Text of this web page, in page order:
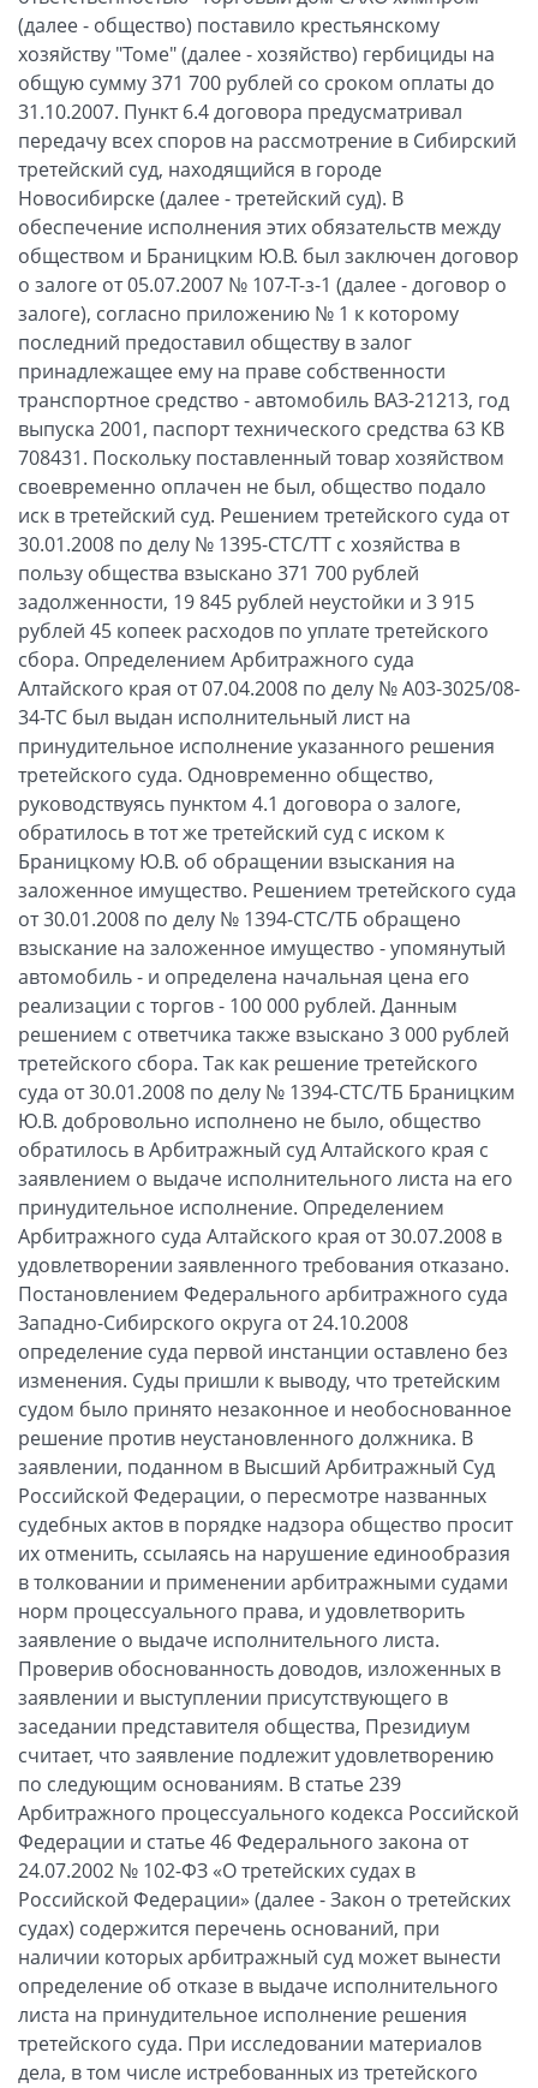
(далее - общество) поставило крестьянскому
хозяйству "Томе" (далее - хозяйство) гербициды на
общую сумму 371 700 рублей со сроком оплаты до
31.10.2007. Пункт 6.4 договора предусматривал
передачу всех споров на рассмотрение в Сибирский
третейский суд, находящийся в городе
Новосибирске (далее - третейский суд). В
обеспечение исполнения этих обязательств между
обществом и Браницким Ю.В. был заключен договор
о залоге от 05.07.2007 № 107-Т-з-1 (далее - договор о
залоге), согласно приложению № 1 к которому
последний предоставил обществу в залог
принадлежащее ему на праве собственности
транспортное средство - автомобиль ВАЗ-21213, год
выпуска 2001, паспорт технического средства 63 КВ
708431. Поскольку поставленный товар хозяйством
своевременно оплачен не был, общество подало
иск в третейский суд. Решением третейского суда от
30.01.2008 по делу № 1395-СТС/ТТ с хозяйства в
пользу общества взыскано 371 700 рублей
задолженности, 19 845 рублей неустойки и 3 915
рублей 45 копеек расходов по уплате третейского
сбора. Определением Арбитражного суда
Алтайского края от 07.04.2008 по делу № А03-3025/08-
34-ТС был выдан исполнительный лист на
принудительное исполнение указанного решения
третейского суда. Одновременно общество,
руководствуясь пунктом 4.1 договора о залоге,
обратилось в тот же третейский суд с иском к
Браницкому Ю.В. об обращении взыскания на
заложенное имущество. Решением третейского суда
от 30.01.2008 по делу № 1394-СТС/ТБ обращено
взыскание на заложенное имущество - упомянутый
автомобиль - и определена начальная цена его
реализации с торгов - 100 000 рублей. Данным
решением с ответчика также взыскано 3 000 рублей
третейского сбора. Так как решение третейского
суда от 30.01.2008 по делу № 1394-СТС/ТБ Браницким
Ю.В. добровольно исполнено не было, общество
обратилось в Арбитражный суд Алтайского края с
заявлением о выдаче исполнительного листа на его
принудительное исполнение. Определением
Арбитражного суда Алтайского края от 30.07.2008 в
удовлетворении заявленного требования отказано.
Постановлением Федерального арбитражного суда
Западно-Сибирского округа от 24.10.2008
определение суда первой инстанции оставлено без
изменения. Суды пришли к выводу, что третейским
судом было принято незаконное и необоснованное
решение против неустановленного должника. В
заявлении, поданном в Высший Арбитражный Суд
Российской Федерации, о пересмотре названных
судебных актов в порядке надзора общество просит
их отменить, ссылаясь на нарушение единообразия
в толковании и применении арбитражными судами
норм процессуального права, и удовлетворить
заявление о выдаче исполнительного листа.
Проверив обоснованность доводов, изложенных в
заявлении и выступлении присутствующего в
заседании представителя общества, Президиум
считает, что заявление подлежит удовлетворению
по следующим основаниям. В статье 239
Арбитражного процессуального кодекса Российской
Федерации и статье 46 Федерального закона от
24.07.2002 № 102-ФЗ «О третейских судах в
Российской Федерации» (далее - Закон о третейских
судах) содержится перечень оснований, при
наличии которых арбитражный суд может вынести
определение об отказе в выдаче исполнительного
листа на принудительное исполнение решения
третейского суда. При исследовании материалов
дела, в том числе истребованных из третейского